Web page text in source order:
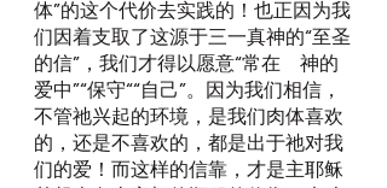
体”的这个代价去实践的！也正因为我
们因着支取了这源于三一真神的“至圣
的信”，我们才得以愿意“常在　神的
爱中”“保守““自己”。因为我们相信，
不管祂兴起的环境，是我们肉体喜欢
的，还是不喜欢的，都是出于祂对我
们的爱！而这样的信靠，才是主耶稣